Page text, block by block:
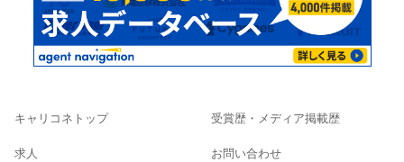
キャリコネトップ
求人
受賞歴・メディア掲載歴
お問い合わせ